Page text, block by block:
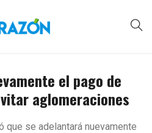
el pago de
aglomeraciones
que se adelantará nuevamente